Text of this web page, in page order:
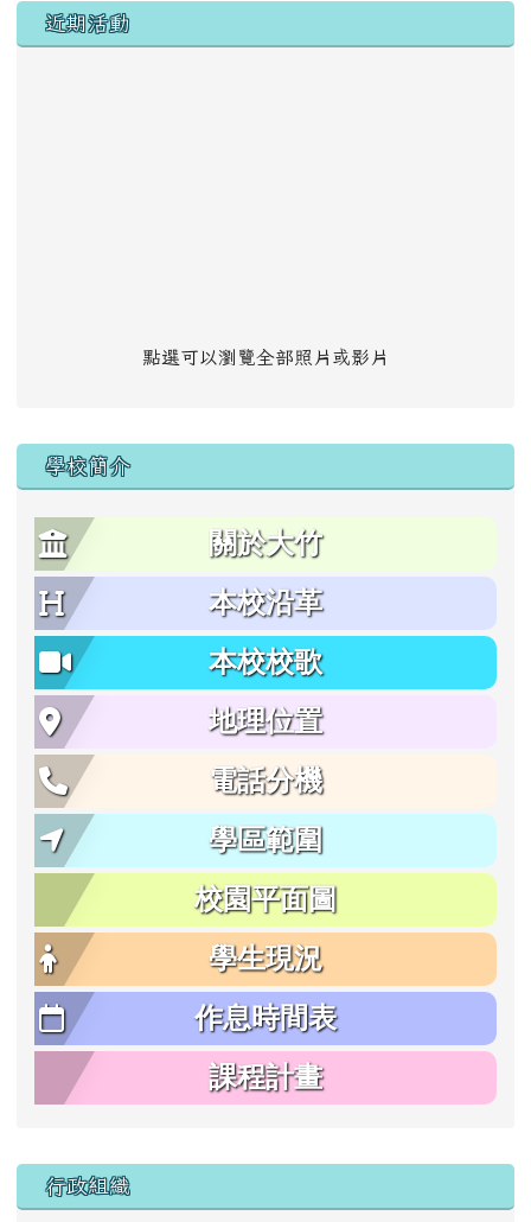
左邊區域內容
近期活動
點選可以瀏覽全部照片或影片
學校簡介
關於大竹
本校沿革
本校校歌
地理位置
電話分機
學區範圍
校園平面圖
學生現況
作息時間表
課程計畫
行政組織